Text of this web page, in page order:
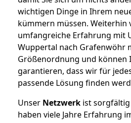
wichtigen Dinge in Ihrem
kümmern müssen.
umfangreiche Erfahrung mit
Wuppertal nach Grafenwöhr
Größenordnung und können
garantieren, dass wir für
passende Lösung finden
Unser Netzwerk ist
haben viele Jahre Erfahrung